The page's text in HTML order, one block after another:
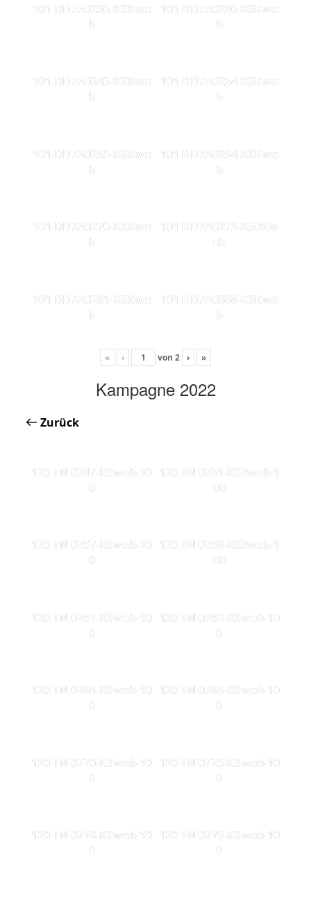
101 DD7A0236-KSKwe
b
101 DD7A0240-KSKwe
b
101 DD7A0243-KSKwe
b
101 DD7A0254-KSKwe
b
101 DD7A0255-KSKwe
b
101 DD7A0264-KSKwe
b
101 DD7A0270-KSKwe
b
101 DD7A0275-KS0Kw
eb
101 DD7A0281-KSKwe
b
101 DD7A0308-KSKwe
b
« ‹ von 2 › »
Kampagne 2022
Zurück
120 TN 0747-KSweb-10
0
120 TN 0751-KS5web-1
00
120 TN 0757-KSweb-10
0
120 TN 0759-KS3web-1
00
120 TN 0761-KSweb-10
0
120 TN 0762-KSweb-10
0
120 TN 0764-KSweb-10
0
120 TN 0768-KSweb-10
0
120 TN 0770-KSweb-10
0
120 TN 0775-KSweb-10
0
120 TN 0778-KSweb-10
0
120 TN 0779-KSweb-10
0